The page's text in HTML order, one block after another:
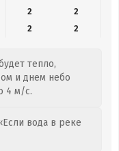
2
2
2 2
тепло,
и днем небо
4 м/с.
вода в реке